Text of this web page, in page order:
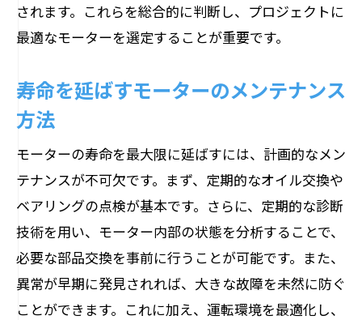
されます。これらを総合的に判断し、プロジェクトに
最適なモーターを選定することが重要です。
寿命を延ばすモーターのメンテナンス
方法
モーターの寿命を最大限に延ばすには、計画的なメン
テナンスが不可欠です。まず、定期的なオイル交換や
ベアリングの点検が基本です。さらに、定期的な診断
技術を用い、モーター内部の状態を分析することで、
必要な部品交換を事前に行うことが可能です。また、
異常が早期に発見されれば、大きな故障を未然に防ぐ
ことができます。これに加え、運転環境を最適化し、